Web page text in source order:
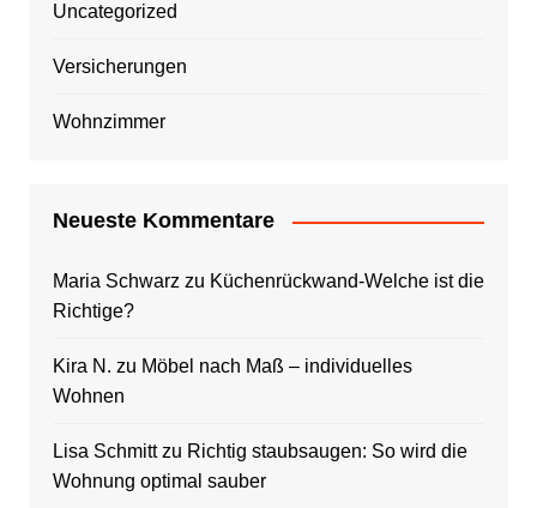
Uncategorized
Versicherungen
Wohnzimmer
Neueste Kommentare
Maria Schwarz zu Küchenrückwand-Welche ist die
Richtige?
Kira N. zu Möbel nach Maß – individuelles
Wohnen
Lisa Schmittzu Richtig staubsaugen: So wird die
Wohnung optimal sauber